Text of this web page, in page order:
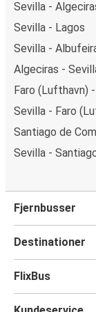
Sevilla -
Sevilla - Lagos
Sevilla -
Algeciras -
Faro (Lufthavn)
Sevilla - Faro
Santiago de
Sevilla -
Fjernbusser
Destinationer
FlixBus